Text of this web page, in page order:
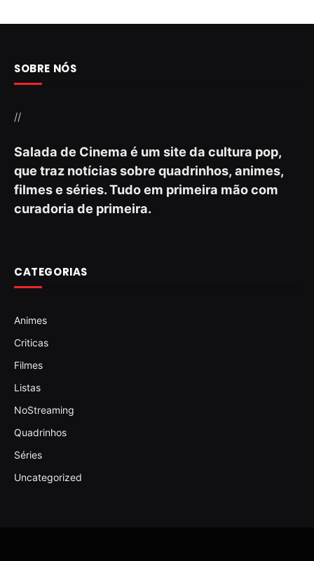
SOBRE NÓS
//
Salada de Cinema é um site da cultura pop,
que traz notícias sobre quadrinhos, animes,
filmes e séries. Tudo em primeira mão com
curadoria de primeira.
CATEGORIAS
Animes
Criticas
Filmes
Listas
NoStreaming
Quadrinhos
Séries
Uncategorized